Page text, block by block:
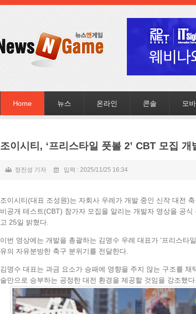
Home 뉴스 온라인 콘솔 모
조이시티, ‘프리스타일 풋볼 2’ CBT 모집 개
정진성 기자 입력 : 2025/11/25 16:34
조이시티(대표 조성원)는 자회사 우레가 개발 중인 신작 대전 축
비공개 테스트(CBT) 참가자 모집을 알리는 개발자 영상을 공
고 25일 밝혔다.
이번 영상에는 개발을 총괄하는 김명수 우레 대표가 '프리스타
유의 자유분방한 축구 분위기를 전달한다.
김명수 대표는 과금 요소가 승패에 영향을 주지 않는 구조를 채
술만으로 승부하는 공정한 대전 환경을 제공할 것임을 강조했다.